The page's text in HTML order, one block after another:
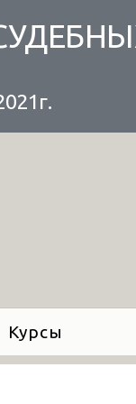
Курсы